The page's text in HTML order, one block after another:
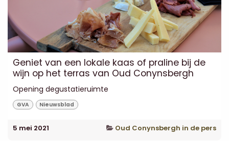
Geniet van een lokale kaas of praline bij de
wijn op het terras van Oud Conynsbergh
Opening degustatieruimte
GVA Nieuwsblad
5 mei 2021 Oud Conynsbergh in de pers